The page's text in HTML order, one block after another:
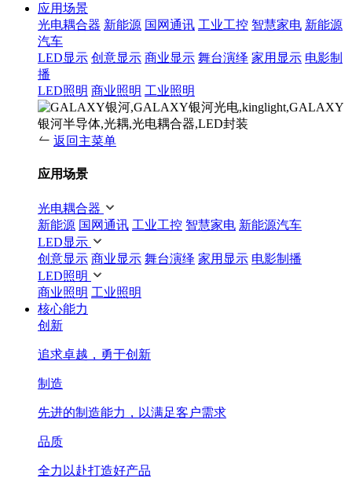
应用场景
光电耦合器 新能源 国网通讯 工业工控 智慧家电 新能源
汽车
LED显示 创意显示 商业显示 舞台演绎 家用显示 电影制
播
LED照明 商业照明 工业照明
返回主菜单
应用场景
光电耦合器
新能源 国网通讯 工业工控 智慧家电 新能源汽车
LED显示
创意显示 商业显示 舞台演绎 家用显示 电影制播
LED照明
商业照明 工业照明
核心能力
创新
追求卓越，勇于创新
制造
先进的制造能力，以满足客户需求
品质
全力以赴打造好产品